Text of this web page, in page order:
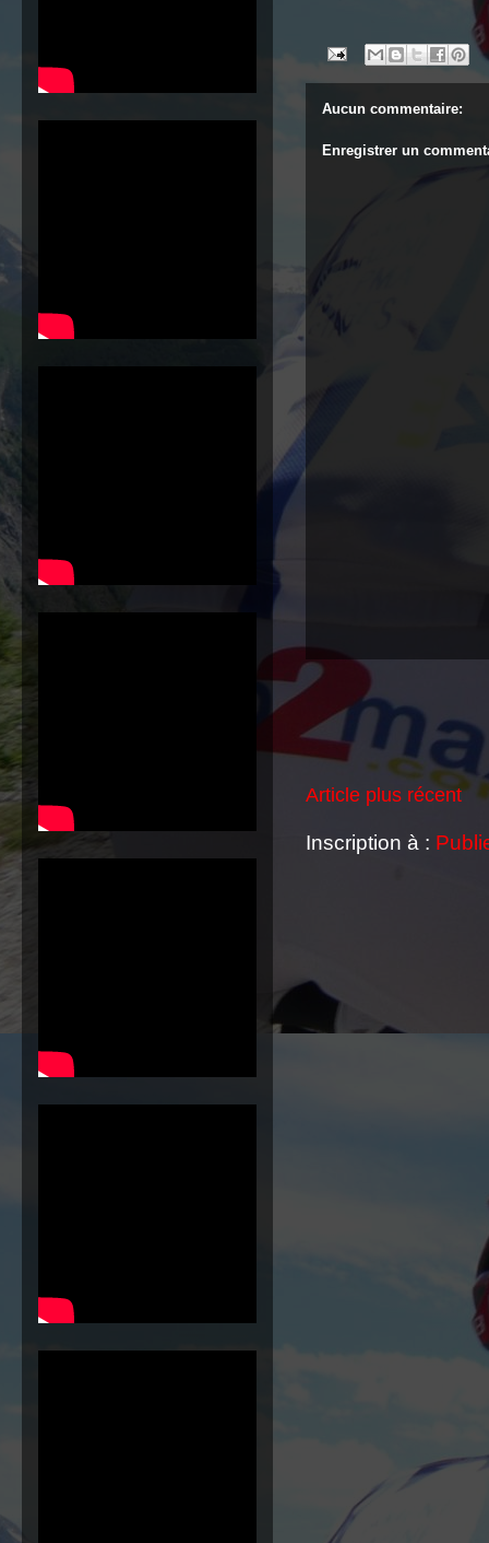
Aucun commentaire:
Enregistrer un
Article plus récent
Inscription à :